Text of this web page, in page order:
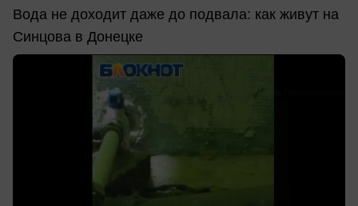
Вода не доходит даже до подвала: как живут на
Синцова в Донецке